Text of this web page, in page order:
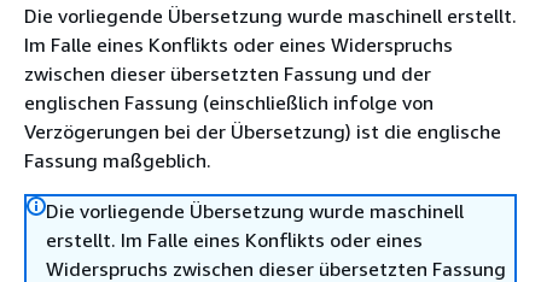
Die vorliegende Übersetzung wurde maschinell erstellt.
Im Falle eines Konflikts oder eines Widerspruchs
zwischen dieser übersetzten Fassung und der
englischen Fassung (einschließlich infolge von
Verzögerungen bei der Übersetzung) ist die englische
Fassung maßgeblich.
Die vorliegende Übersetzung wurde maschinell
erstellt. Im Falle eines Konflikts oder eines
Widerspruchs zwischen dieser übersetzten Fassung